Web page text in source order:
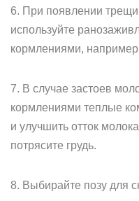
6. При появлении
используйте
кормлениями,
7. В случае застоев
кормлениями теплые
и улучшить отток
потрясите грудь.
8. Выбирайте позу для